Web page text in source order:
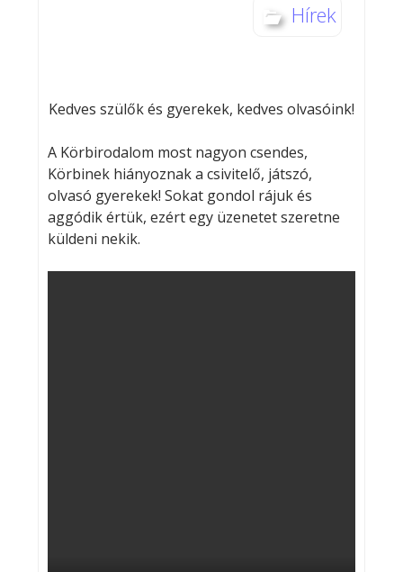
Hírek
Kedves szülők és gyerekek, kedves olvasóink!
A Körbirodalom most nagyon csendes,
Körbinek hiányoznak a csivitelő, játszó,
olvasó gyerekek! Sokat gondol rájuk és
aggódik értük, ezért egy üzenetet szeretne
küldeni nekik.